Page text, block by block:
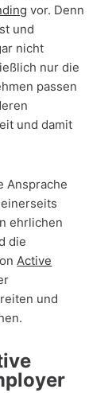
vor. Denn
und
nicht
nur die
passen
und damit
Ansprache
ehrlichen
die
Active
und